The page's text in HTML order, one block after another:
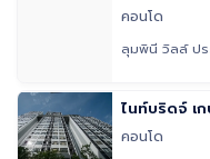
คอนโด
ลุมพินี วิลล์ ปร
ไนท์บริดจ์ เ
คอนโด